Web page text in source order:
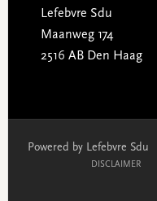
Lefebvre Sdu
Maanweg 174
2516 AB Den Haag
Powered by Lefebvre Sdu
DISCLAIMER